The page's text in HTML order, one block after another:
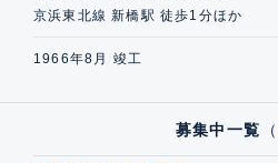
京浜東北線 新橋駅 徒歩1分ほか
1966年8月 竣工
募集中一覧 （